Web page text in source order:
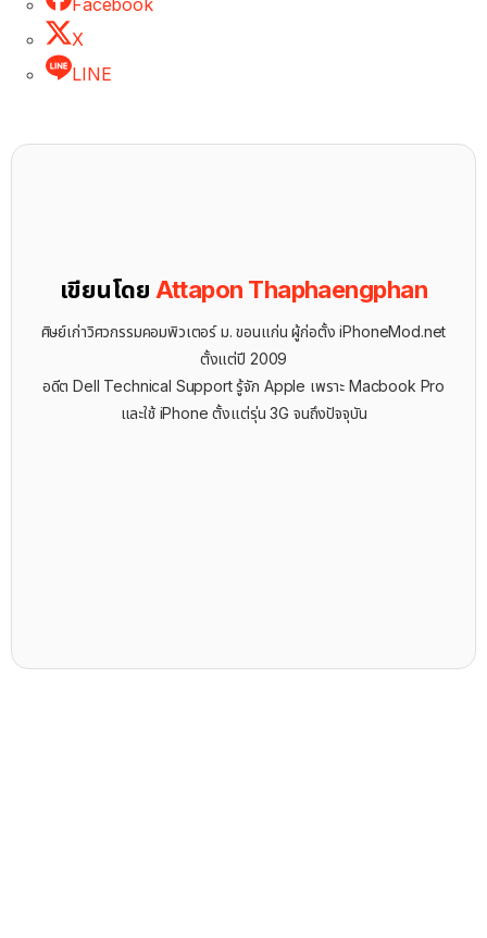
Facebook
X
LINE
เขียนโดย Attapon Thaphaengphan
ศิษย์เก่าวิศวกรรมคอมพิวเตอร์ ม. ขอนแก่น ผู้ก่อตั้ง iPhoneMod.net
ตั้งแต่ปี 2009
อดีต Dell Technical Support รู้จัก ​Apple เพราะ Macbook Pro
และใช้ iPhone ตั้งแต่รุ่น 3G จนถึงปัจจุบัน